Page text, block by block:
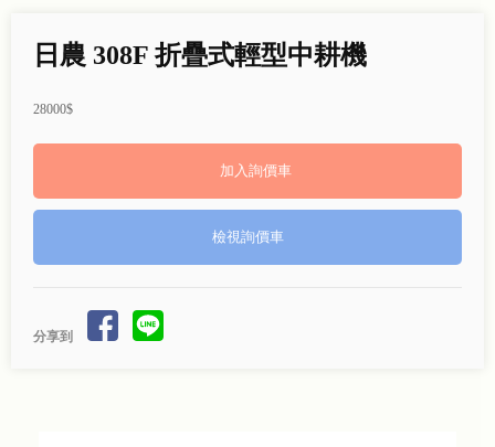
日農 308F 折疊式輕型中耕機
28000$
檢視詢價車
分享到